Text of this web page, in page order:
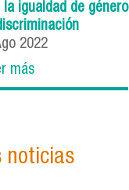
igualdad de género
2022
más
noticias